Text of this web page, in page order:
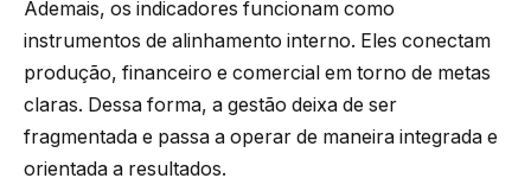
Ademais, os indicadores funcionam como
instrumentos de alinhamento interno. Eles conectam
produção, financeiro e comercial em torno de metas
claras. Dessa forma, a gestão deixa de ser
fragmentada e passa a operar de maneira integrada e
orientada a resultados.